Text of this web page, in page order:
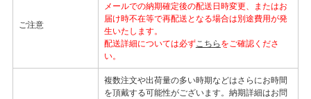
ご注意
メールでの納期確定後の配送日時変更、またはお
届け時不在等で再配送となる場合は別途費用が発
生いたします。
配送詳細については必ずこちら をご確認くださ
い。
複数注文や出荷量の多い時期などはさらにお時間
を頂戴する可能性がございます。納期詳細はお問